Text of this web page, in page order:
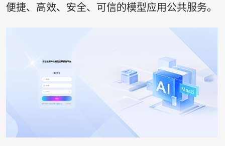
便捷、高效、安全、可信的模型应用公共服务。